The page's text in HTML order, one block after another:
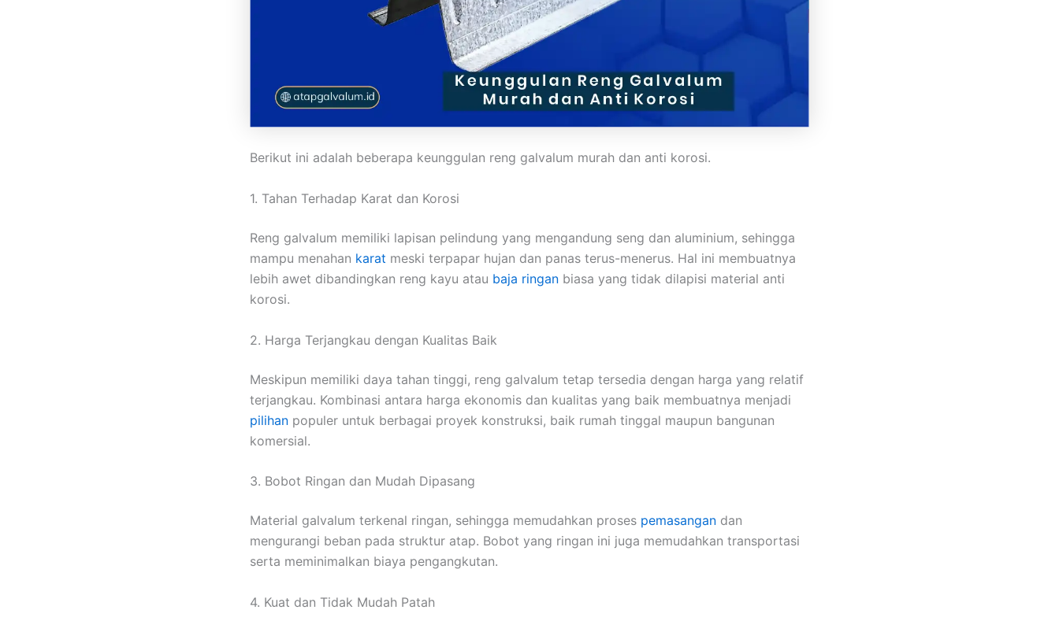
Berikut ini adalah beberapa keunggulan reng galvalum murah dan anti korosi.
1. Tahan Terhadap Karat dan Korosi
Reng galvalum memiliki lapisan pelindung yang mengandung seng dan aluminium, sehingga
mampu menahan karat meski terpapar hujan dan panas terus-menerus. Hal ini membuatnya
lebih awet dibandingkan reng kayu atau baja ringan biasa yang tidak dilapisi material anti
korosi.
2. Harga Terjangkau dengan Kualitas Baik
Meskipun memiliki daya tahan tinggi, reng galvalum tetap tersedia dengan harga yang relatif
terjangkau. Kombinasi antara harga ekonomis dan kualitas yang baik membuatnya menjadi
pilihan populer untuk berbagai proyek konstruksi, baik rumah tinggal maupun bangunan
komersial.
3. Bobot Ringan dan Mudah Dipasang
Material galvalum terkenal ringan, sehingga memudahkan proses pemasangan dan
mengurangi beban pada struktur atap. Bobot yang ringan ini juga memudahkan transportasi
serta meminimalkan biaya pengangkutan.
4. Kuat dan Tidak Mudah Patah